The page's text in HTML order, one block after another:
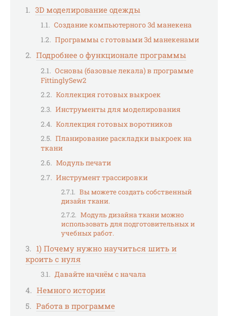
3D моделирование одежды
Создание компьютерного 3d манекена
Программы с готовыми 3d манекенами
Подробнее о функционале программы
Основы (базовые лекала) в программе
FittinglySew2
Коллекция готовых выкроек
Инструменты для моделирования
Коллекция готовых воротников
Планирование раскладки выкроек на
ткани
Модуль печати
Инструмент трассировки
Вы можете создать собственный
дизайн ткани.
Модуль дизайна ткани можно
использовать для подготовительных и
учебных работ.
1) Почему нужно научиться шить и
кроить с нуля
Давайте начнём с начала
Немного истории
Работа в программе